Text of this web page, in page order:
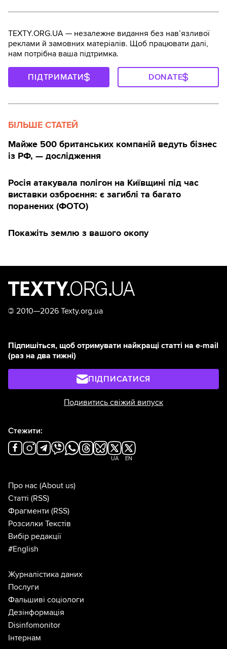
TEXTY.ORG.UA — незалежне видання без навʼязливої
реклами й замовних матеріалів. Щоб працювати далі,
нам потрібна ваша підтримка.
ПІДТРИМАТИ DONATE
БІЛЬШЕ СТАТЕЙ
Майже 500 британських компаній ведуть бізнес
із РФ, — дослідження
Росія атакувала полігон на Київщині під час
виставки озброєння: є загиблі та багато
поранених (ФОТО)
Покажіть землю з вашого окопу
© 2010—2026 Texty.org.ua
Підпишіться, щоб отримувати найкращі статті на e-mail
(раз на два тижні)
ПІДПИСАТИСЯ
Подивитись свіжий випуск
Стежити:
UA EN
Про нас (About us)
Статті (RSS)
Фрагменти (RSS)
Розсилки Текстів
Вибір редакції
#English
Журналістика даних
Послуги
Фальшиві соціологи
Дезінформація
Disinfomonitor
Інтернам